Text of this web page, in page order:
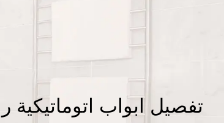
تفصيل ابواب اتوماتيكية